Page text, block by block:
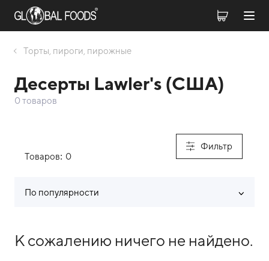
Торты, пироги, пирожные
Десерты Lawler's (США)
0 товаров
Фильтр
Товаров: 0
По популярности
Список товаров каталога
К сожалению ничего не найдено.